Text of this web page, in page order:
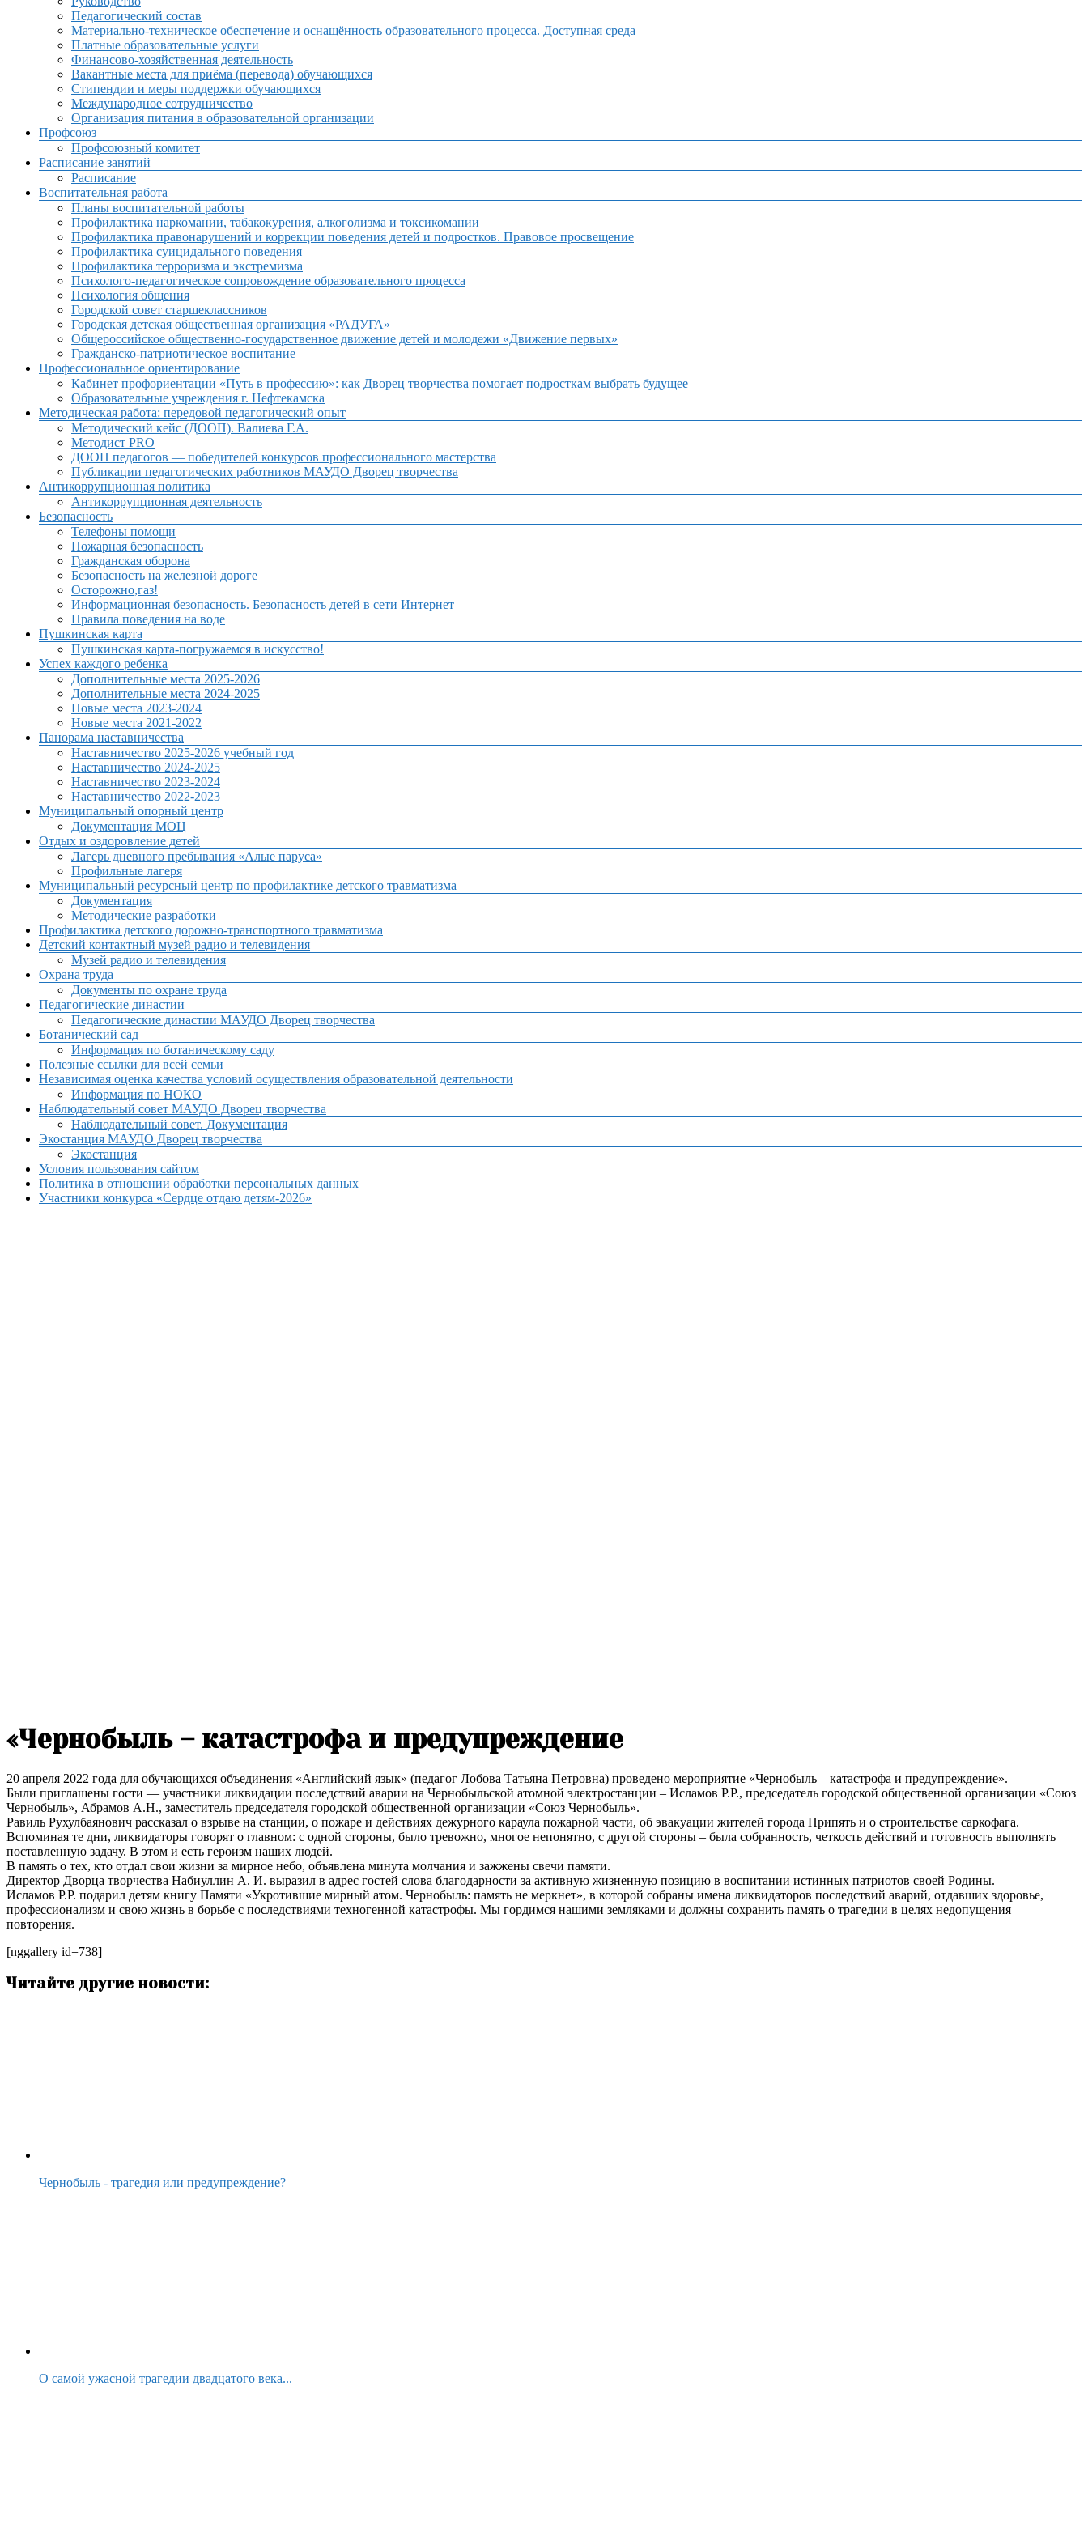
Педагогический состав
Материально-техническое обеспечение и оснащённость образовательного процесса. Доступная среда
Платные образовательные услуги
Финансово-хозяйственная деятельность
Вакантные места для приёма (перевода) обучающихся
Стипендии и меры поддержки обучающихся
Международное сотрудничество
Организация питания в образовательной организации
Профсоюз
Профсоюзный комитет
Расписание занятий
Расписание
Воспитательная работа
Планы воспитательной работы
Профилактика наркомании, табакокурения, алкоголизма и токсикомании
Профилактика правонарушений и коррекции поведения детей и подростков. Правовое просвещение
Профилактика суицидального поведения
Профилактика терроризма и экстремизма
Психолого-педагогическое сопровождение образовательного процесса
Психология общения
Городской совет старшеклассников
Городская детская общественная организация «РАДУГА»
Общероссийское общественно-государственное движение детей и молодежи «Движение первых»
Гражданско-патриотическое воспитание
Профессиональное ориентирование
Кабинет профориентации «Путь в профессию»: как Дворец творчества помогает подросткам выбрать будущее
Образовательные учреждения г. Нефтекамска
Методическая работа: передовой педагогический опыт
Методический кейс (ДООП). Валиева Г.А.
Методист PRO
ДООП педагогов — победителей конкурсов профессионального мастерства
Публикации педагогических работников МАУДО Дворец творчества
Антикоррупционная политика
Антикоррупционная деятельность
Безопасность
Телефоны помощи
Пожарная безопасность
Гражданская оборона
Безопасность на железной дороге
Осторожно,газ!
Информационная безопасность. Безопасность детей в сети Интернет
Правила поведения на воде
Пушкинская карта
Пушкинская карта-погружаемся в искусство!
Успех каждого ребенка
Дополнительные места 2025-2026
Дополнительные места 2024-2025
Новые места 2023-2024
Новые места 2021-2022
Панорама наставничества
Наставничество 2025-2026 учебный год
Наставничество 2024-2025
Наставничество 2023-2024
Наставничество 2022-2023
Муниципальный опорный центр
Документация МОЦ
Отдых и оздоровление детей
Лагерь дневного пребывания «Алые паруса»
Профильные лагеря
Муниципальный ресурсный центр по профилактике детского травматизма
Документация
Методические разработки
Профилактика детского дорожно-транспортного травматизма
Детский контактный музей радио и телевидения
Музей радио и телевидения
Охрана труда
Документы по охране труда
Педагогические династии
Педагогические династии МАУДО Дворец творчества
Ботанический сад
Информация по ботаническому саду
Полезные ссылки для всей семьи
Независимая оценка качества условий осуществления образовательной деятельности
Информация по НОКО
Наблюдательный совет МАУДО Дворец творчества
Наблюдательный совет. Документация
Экостанция МАУДО Дворец творчества
Экостанция
Условия пользования сайтом
Политика в отношении обработки персональных данных
Участники конкурса «Сердце отдаю детям-2026»
«Чернобыль – катастрофа и предупреждение
20 апреля 2022 года для обучающихся объединения «Английский язык» (педагог Лобова Татьяна Петровна) проведено мероприятие «Чернобыль – катастрофа и предупреждение».
Были приглашены гости — участники ликвидации последствий аварии на Чернобыльской атомной электростанции – Исламов Р.Р., председатель городской общественной организации «Союз
Чернобыль», Абрамов А.Н., заместитель председателя городской общественной организации «Союз Чернобыль».
Равиль Рухулбаянович рассказал о взрыве на станции, о пожаре и действиях дежурного караула пожарной части, об эвакуации жителей города Припять и о строительстве саркофага.
Вспоминая те дни, ликвидаторы говорят о главном: с одной стороны, было тревожно, многое непонятно, с другой стороны – была собранность, четкость действий и готовность выполнять
поставленную задачу. В этом и есть героизм наших людей.
В память о тех, кто отдал свои жизни за мирное небо, объявлена минута молчания и зажжены свечи памяти.
Директор Дворца творчества Набиуллин А. И. выразил в адрес гостей слова благодарности за активную жизненную позицию в воспитании истинных патриотов своей Родины.
Исламов Р.Р. подарил детям книгу Памяти «Укротившие мирный атом. Чернобыль: память не меркнет», в которой собраны имена ликвидаторов последствий аварий, отдавших здоровье,
профессионализм и свою жизнь в борьбе с последствиями техногенной катастрофы. Мы гордимся нашими земляками и должны сохранить память о трагедии в целях недопущения
повторения.
[nggallery id=738]
Читайте другие новости:
Чернобыль - трагедия или предупреждение?
О самой ужасной трагедии двадцатого века...